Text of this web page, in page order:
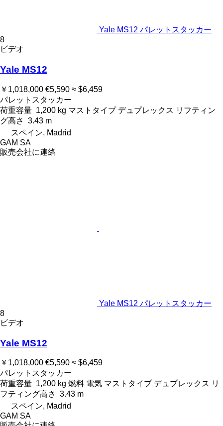
Yale MS12 パレットスタッカー
8
ビデオ
Yale MS12
￥1,018,000 €5,590 ≈ $6,459
パレットスタッカー
荷重容量 1,200 kg マストタイプ デュプレックス リフティン
グ高さ
3.43 m
スペイン, Madrid
GAM SA
販売会社に連絡
Yale MS12 パレットスタッカー
8
ビデオ
Yale MS12
￥1,018,000 €5,590 ≈ $6,459
パレットスタッカー
荷重容量 1,200 kg 燃料 電気 マストタイプ デュプレックス リ
フティング高さ
3.43 m
スペイン, Madrid
GAM SA